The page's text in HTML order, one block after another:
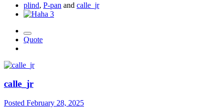
plind, P-pan and calle_jr
3
Quote
calle_jr
Posted February 28, 2025